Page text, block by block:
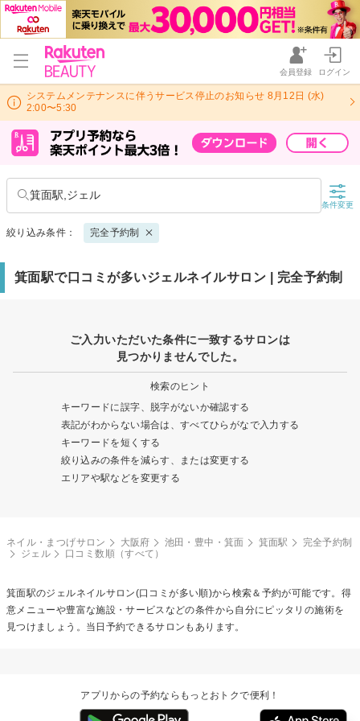
会員登録 ログイン
システムメンテナンスに伴うサービス停止のお知らせ 8月12日 (水)
2:00〜5:30
箕面駅,ジェル
条件変更
絞り込み条件： 完全予約制
箕面駅で口コミが多いジェルネイルサロン | 完全予約制
ご入力いただいた条件に一致するサロンは
見つかりませんでした。
検索のヒント
キーワードに誤字、脱字がないか確認する
表記がわからない場合は、すべてひらがなで入力する
キーワードを短くする
絞り込みの条件を減らす、または変更する
エリアや駅などを変更する
ネイル・まつげサロン 大阪府 池田・豊中・箕面 箕面駅
完全予約制
ジェル
口コミ数順（すべて）
箕面駅のジェルネイルサロン(口コミが多い順)から検索＆予約が可能です。得
意メニューや豊富な施設・サービスなどの条件から自分にピッタリの施術を
見つけましょう。当日予約できるサロンもあります。
アプリからの予約ならもっとおトクで便利！